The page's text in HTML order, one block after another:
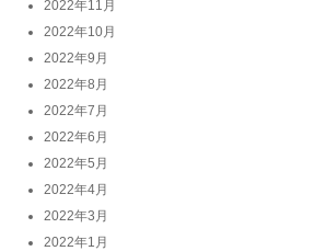
2022年11月
2022年10月
2022年9月
2022年8月
2022年7月
2022年6月
2022年5月
2022年4月
2022年3月
2022年1月